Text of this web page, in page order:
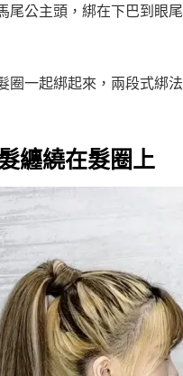
尾公主頭，綁在下巴到眼
圈一起綁起來，兩段式綁
纏繞在髮圈上